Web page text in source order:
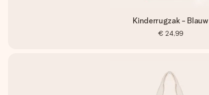
Kinderrugzak - Blauw
€ 24,99